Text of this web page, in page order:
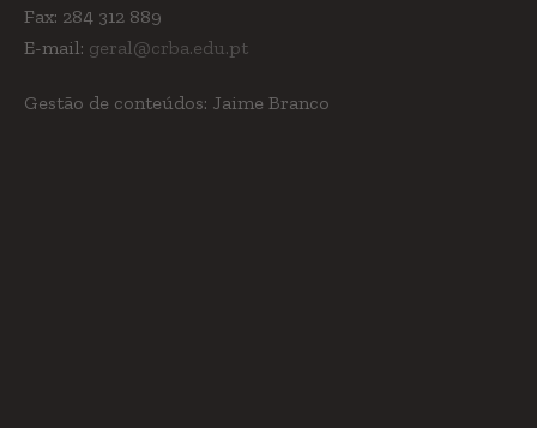
Fax: 284 312 889
E-mail: geral@crba.edu.pt
Gestão de conteúdos: Jaime Branco